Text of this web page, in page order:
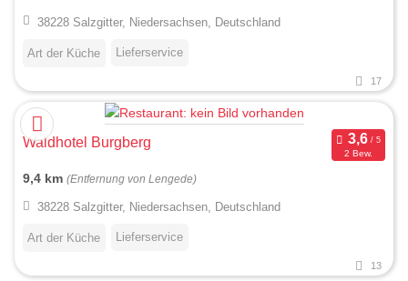
38228 Salzgitter, Niedersachsen, Deutschland
Art der Küche Lieferservice
17
Waldhotel Burgberg
2 Bew.
9,4 km (Entfernung von Lengede)
38228 Salzgitter, Niedersachsen, Deutschland
Art der Küche Lieferservice
13